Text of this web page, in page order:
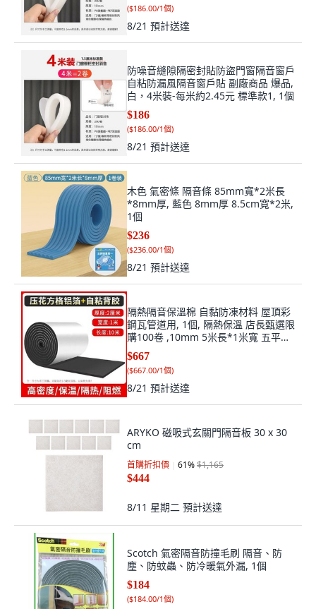
($186.00/1個)
8/21 預計送達
防噪音縫隙隔密封貼防盜門窗隔音窗戶
自粘防漏風隔音窗戶貼 副廠商品 爆品,
白，4米裝-每米約2.45元 標準款1, 1個
$186
($186.00/1個)
8/21 預計送達
木色 氣密條 隔音條 85mm寬*2米長
*8mm厚, 藍色 8mm厚 8.5cm寬*2米,
1個
$236
($236.00/1個)
8/21 預計送達
隔熱隔音保溫棉 自黏防凍材料 屋頂彩
鋼瓦管道用, 1個, 隔熱保溫 店長甄選限
購100卷 ,10mm 5米長*1米寬 五平方
送19米, 隔熱保溫, 10mm 5米長*1米
寬
$667
($667.00/1個)
8/21 預計送達
ARYKO 磁吸式玄關門隔音板 30 x 30
cm
首購折扣價 61%$1,165
$444
8/11 星期二 預計送達
Scotch 氣密隔音防撞毛刷 隔音、防
塵、防蚊蟲、防冷暖氣外漏, 1個
$184
($184.00/1個)